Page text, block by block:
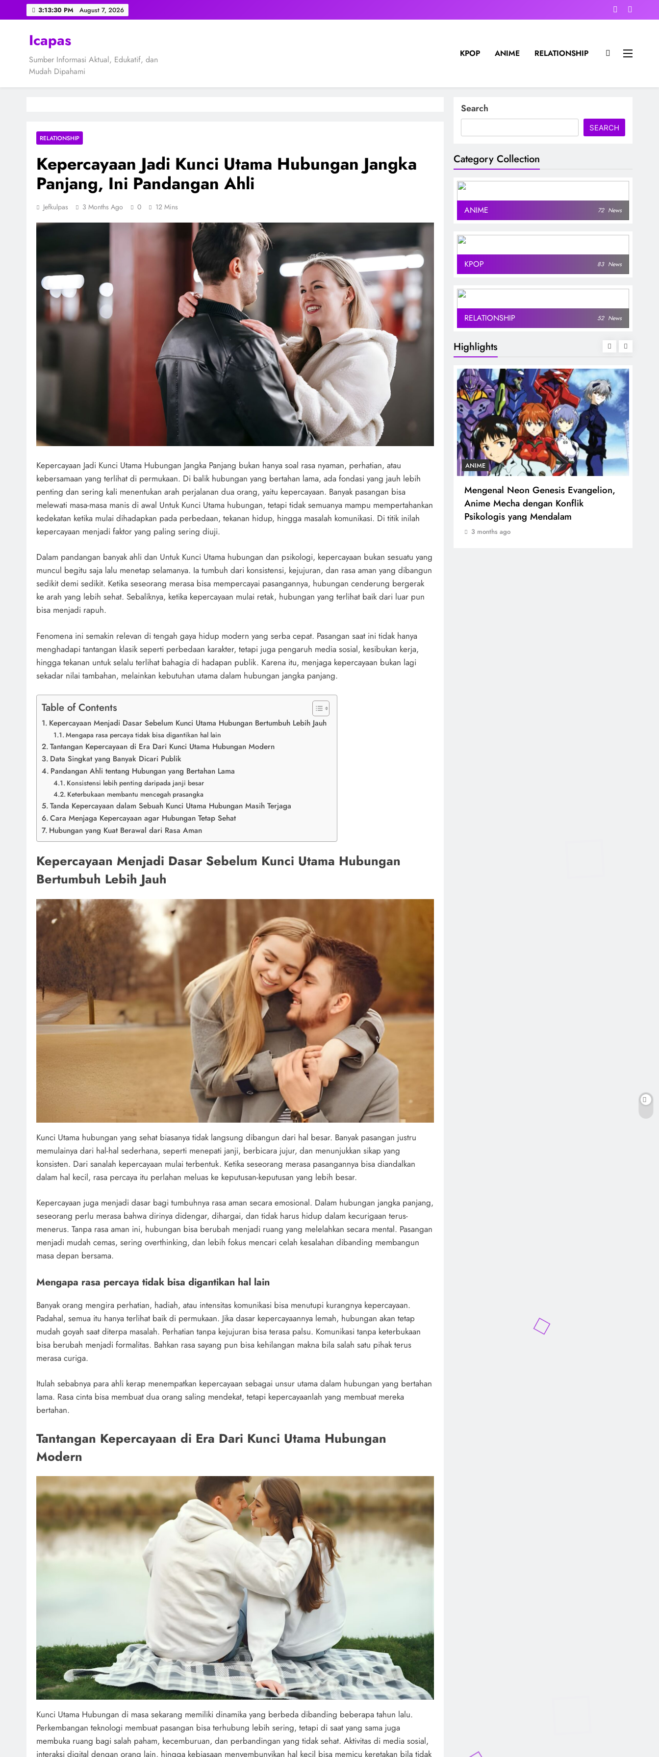
to
3:13:32 PM August 7, 2026
Icapas
Sumber Informasi Aktual, Edukatif, dan
Mudah Dipahami
KPOP ANIME RELATIONSHIP
RELATIONSHIP
Kepercayaan Jadi Kunci Utama Hubungan Jangka
Panjang, Ini Pandangan Ahli
Jefkulpas 3 Months Ago 0 12 Mins
Kepercayaan Jadi Kunci Utama Hubungan Jangka Panjang bukan hanya soal rasa nyaman, perhatian, atau
kebersamaan yang terlihat di permukaan. Di balik hubungan yang bertahan lama, ada fondasi yang jauh lebih
penting dan sering kali menentukan arah perjalanan dua orang, yaitu kepercayaan. Banyak pasangan bisa
melewati masa-masa manis di awal Untuk Kunci Utama hubungan, tetapi tidak semuanya mampu mempertahankan
kedekatan ketika mulai dihadapkan pada perbedaan, tekanan hidup, hingga masalah komunikasi. Di titik inilah
kepercayaan menjadi faktor yang paling sering diuji.
Dalam pandangan banyak ahli dan Untuk Kunci Utama hubungan dan psikologi, kepercayaan bukan sesuatu yang
muncul begitu saja lalu menetap selamanya. Ia tumbuh dari konsistensi, kejujuran, dan rasa aman yang dibangun
sedikit demi sedikit. Ketika seseorang merasa bisa mempercayai pasangannya, hubungan cenderung bergerak
ke arah yang lebih sehat. Sebaliknya, ketika kepercayaan mulai retak, hubungan yang terlihat baik dari luar pun
bisa menjadi rapuh.
Fenomena ini semakin relevan di tengah gaya hidup modern yang serba cepat. Pasangan saat ini tidak hanya
menghadapi tantangan klasik seperti perbedaan karakter, tetapi juga pengaruh media sosial, kesibukan kerja,
hingga tekanan untuk selalu terlihat bahagia di hadapan publik. Karena itu, menjaga kepercayaan bukan lagi
sekadar nilai tambahan, melainkan kebutuhan utama dalam hubungan jangka panjang.
Table of Contents
Kepercayaan Menjadi Dasar Sebelum Kunci Utama Hubungan Bertumbuh Lebih Jauh
Mengapa rasa percaya tidak bisa digantikan hal lain
Tantangan Kepercayaan di Era Dari Kunci Utama Hubungan Modern
Data Singkat yang Banyak Dicari Publik
Pandangan Ahli tentang Hubungan yang Bertahan Lama
Konsistensi lebih penting daripada janji besar
Keterbukaan membantu mencegah prasangka
Tanda Kepercayaan dalam Sebuah Kunci Utama Hubungan Masih Terjaga
Cara Menjaga Kepercayaan agar Hubungan Tetap Sehat
Hubungan yang Kuat Berawal dari Rasa Aman
Kepercayaan Menjadi Dasar Sebelum Kunci Utama Hubungan
Bertumbuh Lebih Jauh
Kunci Utama hubungan yang sehat biasanya tidak langsung dibangun dari hal besar. Banyak pasangan justru
memulainya dari hal-hal sederhana, seperti menepati janji, berbicara jujur, dan menunjukkan sikap yang
konsisten. Dari sanalah kepercayaan mulai terbentuk. Ketika seseorang merasa pasangannya bisa diandalkan
dalam hal kecil, rasa percaya itu perlahan meluas ke keputusan-keputusan yang lebih besar.
Kepercayaan juga menjadi dasar bagi tumbuhnya rasa aman secara emosional. Dalam hubungan jangka panjang,
seseorang perlu merasa bahwa dirinya didengar, dihargai, dan tidak harus hidup dalam kecurigaan terus-
menerus. Tanpa rasa aman ini, hubungan bisa berubah menjadi ruang yang melelahkan secara mental. Pasangan
menjadi mudah cemas, sering overthinking, dan lebih fokus mencari celah kesalahan dibanding membangun
masa depan bersama.
Mengapa rasa percaya tidak bisa digantikan hal lain
Banyak orang mengira perhatian, hadiah, atau intensitas komunikasi bisa menutupi kurangnya kepercayaan.
Padahal, semua itu hanya terlihat baik di permukaan. Jika dasar kepercayaannya lemah, hubungan akan tetap
mudah goyah saat diterpa masalah. Perhatian tanpa kejujuran bisa terasa palsu. Komunikasi tanpa keterbukaan
bisa berubah menjadi formalitas. Bahkan rasa sayang pun bisa kehilangan makna bila salah satu pihak terus
merasa curiga.
Itulah sebabnya para ahli kerap menempatkan kepercayaan sebagai unsur utama dalam hubungan yang bertahan
lama. Rasa cinta bisa membuat dua orang saling mendekat, tetapi kepercayaanlah yang membuat mereka
bertahan.
Tantangan Kepercayaan di Era Dari Kunci Utama Hubungan
Modern
Kunci Utama Hubungan di masa sekarang memiliki dinamika yang berbeda dibanding beberapa tahun lalu.
Perkembangan teknologi membuat pasangan bisa terhubung lebih sering, tetapi di saat yang sama juga
membuka ruang bagi salah paham, kecemburuan, dan perbandingan yang tidak sehat. Aktivitas di media sosial,
interaksi digital dengan orang lain, hingga kebiasaan menyembunyikan hal kecil bisa memicu keretakan bila tidak
Search
SEARCH
Category Collection
ANIME 72 News
KPOP 83 News
RELATIONSHIP 52 News
Highlights
ANIME
Ghost in the Shell, Ketika Teknologi
Mengaburkan Batas Manusia dan
Mesin
ANIME
Mengenal Neon Genesis Evangelion,
Anime Mecha dengan Konflik
Psikologis yang Mendalam
3 months ago